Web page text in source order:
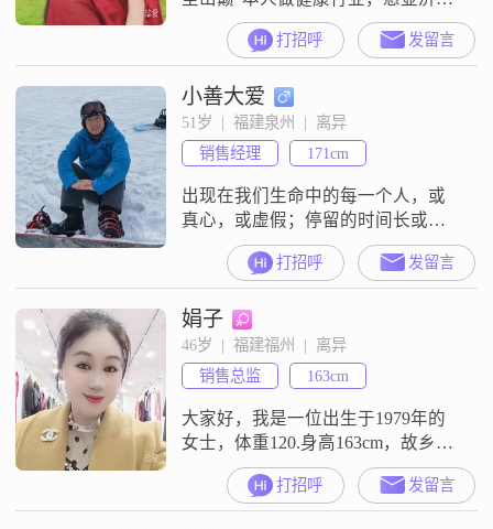
世代相传中医养生专治腰椎间盘突
出 颈椎 膝盖骨膜炎 半月板损伤疼痛
强直性脊柱炎 脑梗中风 半边不遂 痛
风，类风湿关节炎变形，跌打损
伤，旧伤复发，四肢麻木 各种关节
疼痛，肠胃炎 胃疼 久咳不止 皮肤
病，等等各种疑难杂症等，驾照
A1A2我不仅是一个
打招呼 发留言
小善大爱
51岁  |  福建泉州  |  离异
销售经理
171cm
出现在我们生命中的每一个人，或
真心，或虚假；停留的时间长或者
短，都带给了我们不一样的感受，
都能教会我们一些道理。
打招呼 发留言
娟子
46岁  |  福建福州  |  离异
销售总监
163cm
大家好，我是一位出生于1979年的
女士，体重120.身高163cm，故乡江
西上饶，长期生活在美丽的福州。
自营女装批发店，我的月收入在
12001到20000元之间，虽然学历是
打招呼 发留言